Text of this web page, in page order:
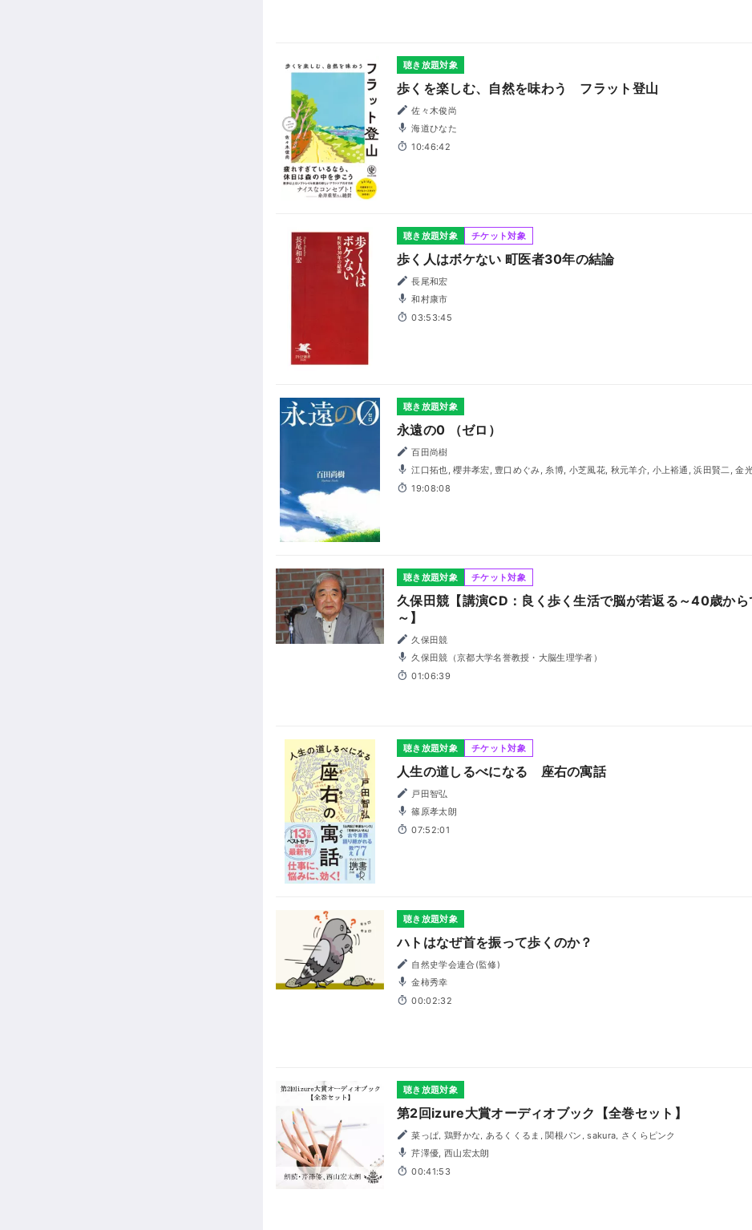
聴き放題対象
歩くを楽しむ、自然を味わう フラット登山
佐々木俊尚
海道ひなた
10:46:42
聴き放題対象 チケット対象
歩く人はボケない 町医者30年の結論
長尾和宏
和村康市
03:53:45
聴き放題対象
永遠の0 （ゼロ）
百田尚樹
江口拓也, 櫻井孝宏, 豊口めぐみ, 糸博, 小芝風花, 秋元羊介, 小上裕通, 浜田賢二, 金光宣明, 園部啓一, 樫井
笙人, 楠見尚己, 辻親八, 側見民雄, 杉村憲司, 坂巻学, 根本圭子, 松本忍, 山本善寿, 尾田
望, 稲垣拓哉
19:08:08
聴き放題対象 チケット対象
久保田競【講演CD：良く歩く生活で脳が若返る～40歳か
～】
久保田競
久保田競（京都大学名誉教授・大脳生理学者）
01:06:39
聴き放題対象 チケット対象
人生の道しるべになる 座右の寓話
戸田智弘
篠原孝太朗
07:52:01
聴き放題対象
ハトはなぜ首を振って歩くのか？
自然史学会連合(監修)
金柿秀幸
00:02:32
聴き放題対象
第2回izure大賞オーディオブック【全巻セット】
菜っぱ, 鶏野かな, あるくくるま, 関根パン, sakura, さくらピンク
芹澤優, 西山宏太朗
00:41:53